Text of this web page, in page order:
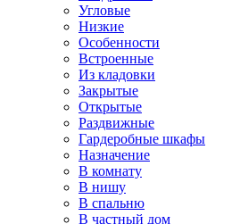
Угловые
Низкие
Особенности
Встроенные
Из кладовки
Закрытые
Открытые
Раздвижные
Гардеробные шкафы
Назначение
В комнату
В нишу
В спальню
В частный дом